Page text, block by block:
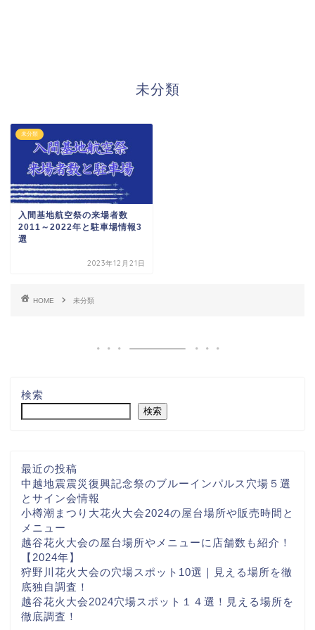
未分類
未分類
入間基地航空祭の来場者数
2011～2022年と駐車場情報3
選
2023年12月21日
HOME 未分類
検索
検索
最近の投稿
中越地震震災復興記念祭のブルーインパルス穴場５選
とサイン会情報
小樽潮まつり大花火大会2024の屋台場所や販売時間と
メニュー
越谷花火大会の屋台場所やメニューに店舗数も紹介！
【2024年】
狩野川花火大会の穴場スポット10選｜見える場所を徹
底独自調査！
越谷花火大会2024穴場スポット１４選！見える場所を
徹底調査！